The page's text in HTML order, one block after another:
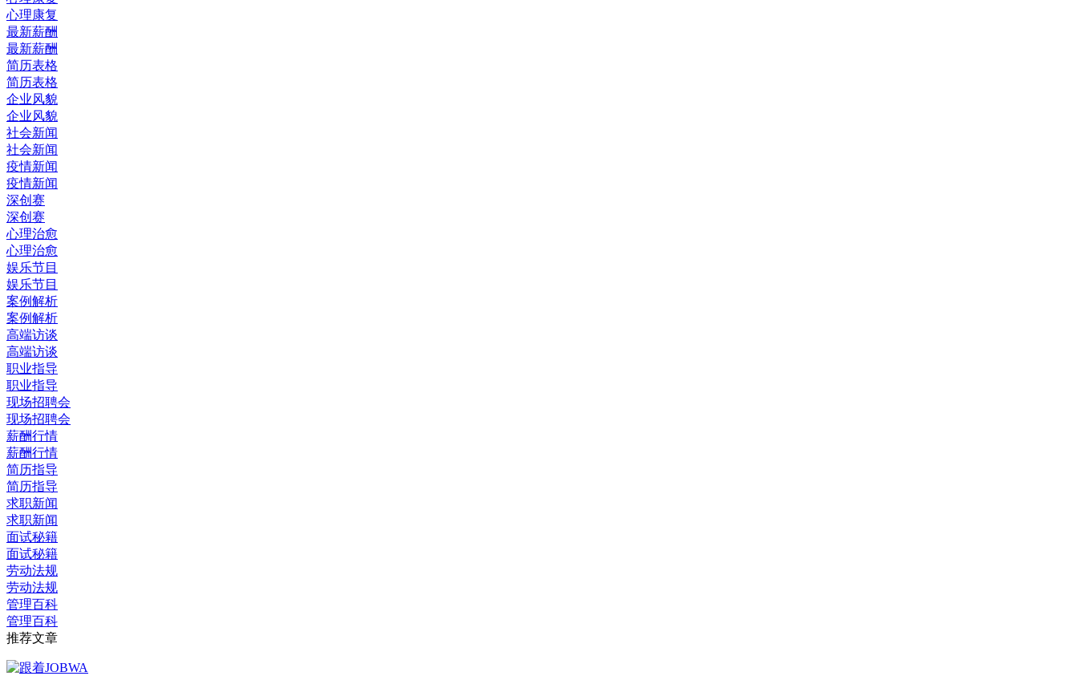
心理康复
最新薪酬
最新薪酬
简历表格
简历表格
企业风貌
企业风貌
社会新闻
社会新闻
疫情新闻
疫情新闻
深创赛
深创赛
心理治愈
心理治愈
娱乐节目
娱乐节目
案例解析
案例解析
高端访谈
高端访谈
职业指导
职业指导
现场招聘会
现场招聘会
薪酬行情
薪酬行情
简历指导
简历指导
求职新闻
求职新闻
面试秘籍
面试秘籍
劳动法规
劳动法规
管理百科
管理百科
推荐文章